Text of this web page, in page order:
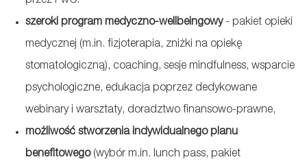
szeroki program medyczno-wellbeingowy- pakiet opieki
medycznej (m.in. fizjoterapia, zniżki na opiekę
stomatologiczną), coaching, sesje mindfulness, wsparcie
psychologiczne, edukacja poprzez dedykowane
webinary i warsztaty, doradztwo finansowo-prawne,
możliwość stworzenia indywidualnego planu
benefitowego(wybór m.in. lunch pass, pakiet